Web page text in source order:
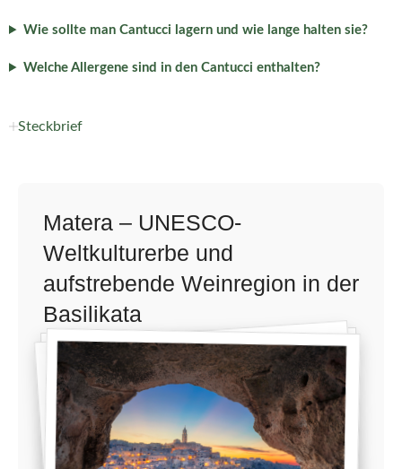
Wie sollte man Cantucci lagern und wie lange halten sie?
Welche Allergene sind in den Cantucci enthalten?
Steckbrief
Matera – UNESCO-
Weltkulturerbe und
aufstrebende Weinregion in der
Basilikata